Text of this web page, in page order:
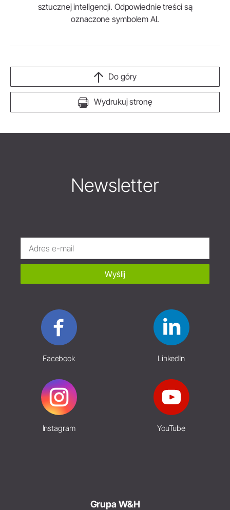
sztucznej inteligencji. Odpowiednie treści są
oznaczone symbolem AI.
Wydrukuj stronę
Do góry
Newsletter
Wyślij
Facebook LinkedIn
Instagram YouTube
Grupa W&H